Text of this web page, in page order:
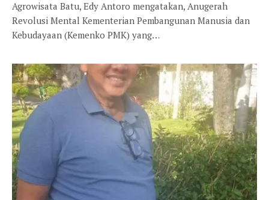
Agrowisata Batu, Edy Antoro mengatakan, Anugerah
Revolusi Mental Kementerian Pembangunan Manusia dan
Kebudayaan (Kemenko PMK) yang…